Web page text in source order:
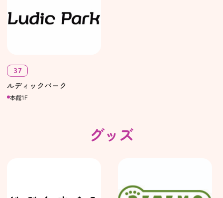
37
ルディックパーク
本館1F
グッズ